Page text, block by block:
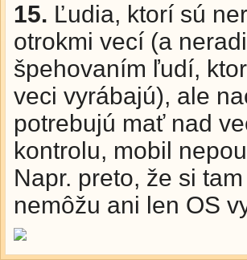
15. Ľudia, ktorí sú
otrokmi vecí (a
špehovaním ľudí,
veci vyrábajú), ale
potrebujú mať nad
kontrolu, mobil
Napr. preto, že si tam
nemôžu ani len OS